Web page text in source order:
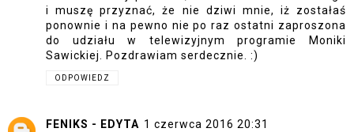
i muszę przyznać, że nie dziwi mnie, iż zostałaś
ponownie i na pewno nie po raz ostatni zaproszona
do udziału w telewizyjnym programie Moniki
Sawickiej. Pozdrawiam serdecznie. :)
ODPOWIEDZ
FENIKS - EDYTA 1 czerwca 2016 20:31